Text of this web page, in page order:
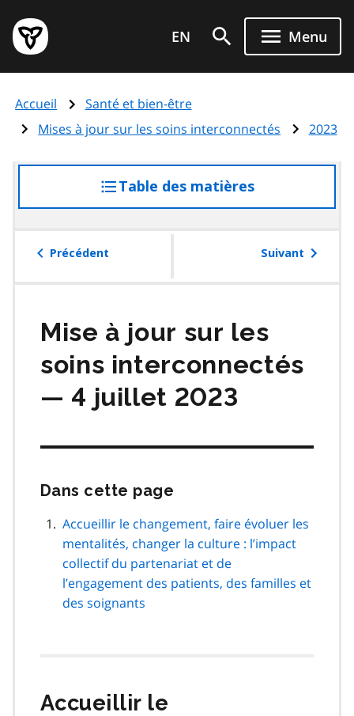
au
contenu
principal
Page
d'accueil
de
l'Ontario
EN Menu
Accueil
Santé et bien-être
Mises à jour sur les soins interconnectés
2023
Table des matières
à
table
Précédent Suivant
Mise à jour sur les
soins interconnectés
— 4 juillet 2023
Dans cette page
navigation
page
Accueillir le changement, faire évoluer les
mentalités, changer la culture : l’impact
collectif du partenariat et de
l’engagement des patients, des familles et
des soignants
Accueillir le